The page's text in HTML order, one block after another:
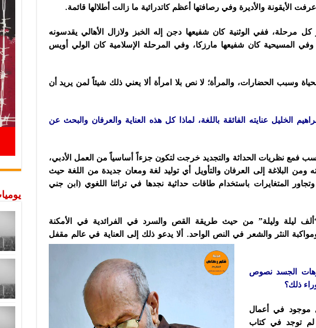
الأيقونة والأديرة وفي رصافتها أعظم كاتدرائية ما زالت أطلالها قائمة.
مرحلة، ففي الوثنية كان شفيعها دجن إله الخبز ولازال الأهالي يقدسونه
المسيحية كان شفيعها مارزكا، وفي المرحلة الإسلامية كان الولي أويس
وسبب الحضارات، والمرأة؛ لا نص بلا امرأة ألا يعني ذلك شيئاً لمن يريد أن
الخليل عنايته الفائقة باللغة، لماذا كل هذه العناية والعرفان والبحث عن
فمع نظريات الحداثة والتجديد خرجت لتكون جزءاً أساسياً من العمل الأدبي،
ومن البلاغة إلى العرفان والتأويل أي توليد لغة ومعان جديدة من اللغة حيث
وتجاور المتغايرات باستخدام طاقات حداثية نجدها في تراثنا اللغوي (ابن جني
ليلة وليلة” من حيث طريقة القص والسرد في الفرائدية في الأمكنة
النثر والشعر في النص الواحد.
ألا يدعو ذلك إلى العناية في عالم مقفل
الجسد نصوص
ذلك؟
موجود في أعمال
لم توجد في كتاب